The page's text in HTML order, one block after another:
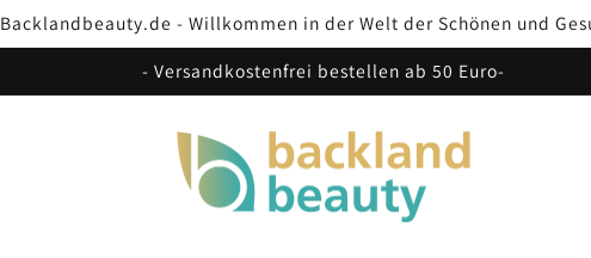
Backlandbeauty.de - Willkommen in der Welt der Schönen und
- Versandkostenfrei bestellen ab 50 Euro-